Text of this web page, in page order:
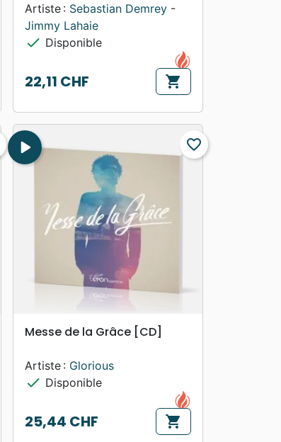
Artiste : Sebastian Demrey-
Jimmy Lahaie
check Disponible
Prix
22,11 CHF shopping_cart
searchAPERÇU RAPIDE
play_arrow favorite_border
Messe de la Grâce [CD]
Artiste : Glorious
check Disponible
Prix
25,44 CHF shopping_cart